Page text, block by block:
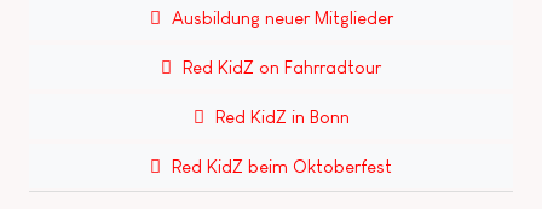
Ausbildung neuer Mitglieder
Red KidZ on Fahrradtour
Red KidZ in Bonn
Red KidZ beim Oktoberfest